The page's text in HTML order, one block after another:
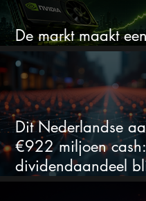
De markt maakt
Dit Nederlandse
€922 miljoen
dividendaandeel
verhogen?